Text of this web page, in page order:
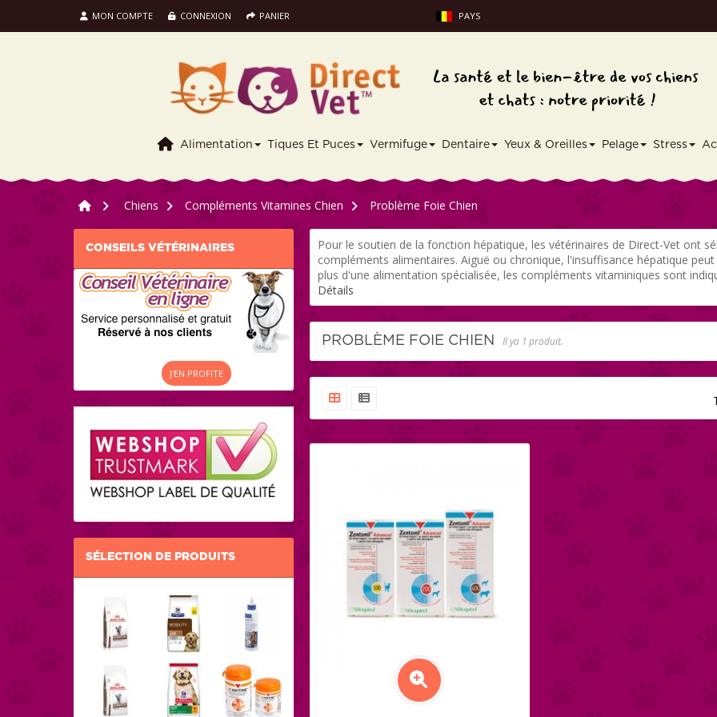
MON COMPTE CONNEXION PANIER PAYS
Alimentation Tiques Et Puces Vermifuge Dentaire Yeux & Oreilles Pelage Stress
> Chiens > Compléments Vitamines Chien > Problème Foie Chien
CONSEILS VÉTÉRINAIRES
J'EN PROFITE
SÉLECTION DE PRODUITS
Pour le soutien de la fonction hépatique, les vétérinaires de Direct-Vet ont
compléments alimentaires. Aiguë ou chronique, l'insuffisance hépatique
plus d'une alimentation spécialisée, les compléments vitaminiques sont
Détails
PROBLÈME FOIE CHIEN Il ya 1 produit.